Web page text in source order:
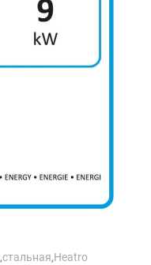
,стальная,Heatro